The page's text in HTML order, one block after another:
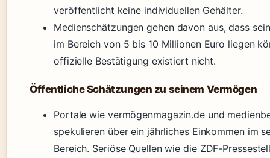
veröffentlicht keine individuellen Gehälter.
Medienschätzungen gehen davon aus, dass
im Bereich von 5 bis 10 Millionen Euro liegen
offizielle Bestätigung existiert nicht.
Öffentliche Schätzungen zu seinem Vermögen
Portale wie vermögenmagazin.de und
spekulieren über ein jährliches Einkommen im
Bereich. Seriöse Quellen wie die ZDF-